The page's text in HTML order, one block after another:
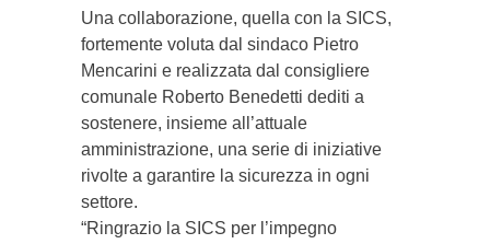
Una collaborazione, quella con la SICS,
fortemente voluta dal sindaco Pietro
Mencarini e realizzata dal consigliere
comunale Roberto Benedetti dediti a
sostenere, insieme all’attuale
amministrazione, una serie di iniziative
rivolte a garantire la sicurezza in ogni
settore.
“Ringrazio la SICS per l’impegno